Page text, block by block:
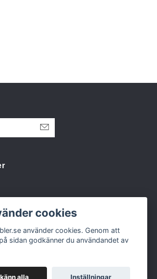
cookies
använder cookies. Genom att
sidan godkänner du användandet av
alla Inställningar